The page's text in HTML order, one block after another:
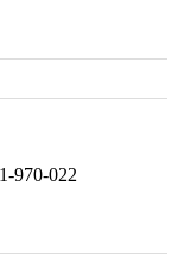
970-022